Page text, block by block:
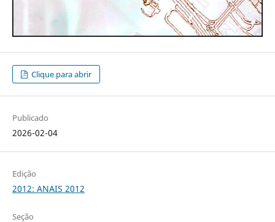
Clique para abrir
Publicado
2026-02-04
Edição
2012: ANAIS 2012
Seção